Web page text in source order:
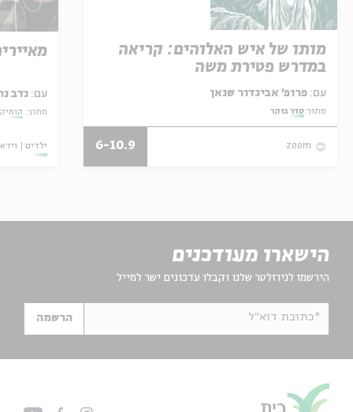
מותו של איש האלוהים: קריאה
במדרש פטירת משה
עם:
מתוך:סדר בוקר
zoom
6-10.9
עם: נדב
מתוך:
ילדים
הישארו מעודכנים
הירשמו לניוזלטר שלנו וקבלו עדכונים ישר למייל
*כתובת דוא"ל הרשמה